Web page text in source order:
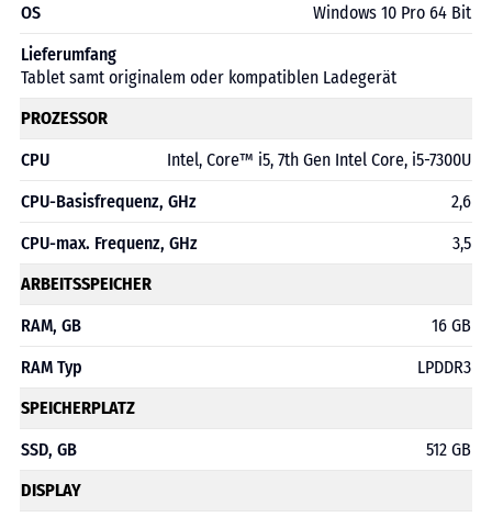
OS
Windows 10 Pro 64 Bit
Lieferumfang
Tablet samt originalem oder kompatiblen Ladegerät
PROZESSOR
CPU
Intel, Core™ i5, 7th Gen Intel Core, i5-7300U
CPU-Basisfrequenz, GHz
2,6
CPU-max. Frequenz, GHz
3,5
ARBEITSSPEICHER
RAM, GB
16 GB
RAM Typ
LPDDR3
SPEICHERPLATZ
SSD, GB
512 GB
DISPLAY